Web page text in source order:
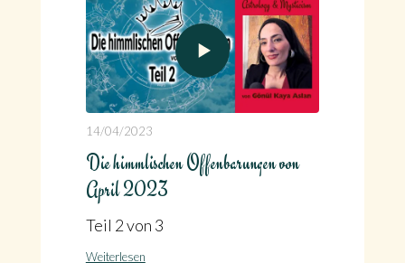
14/04/2023
Die himmlischen Offenbarungen von
April 2023
Teil 2 von 3
Weiterlesen